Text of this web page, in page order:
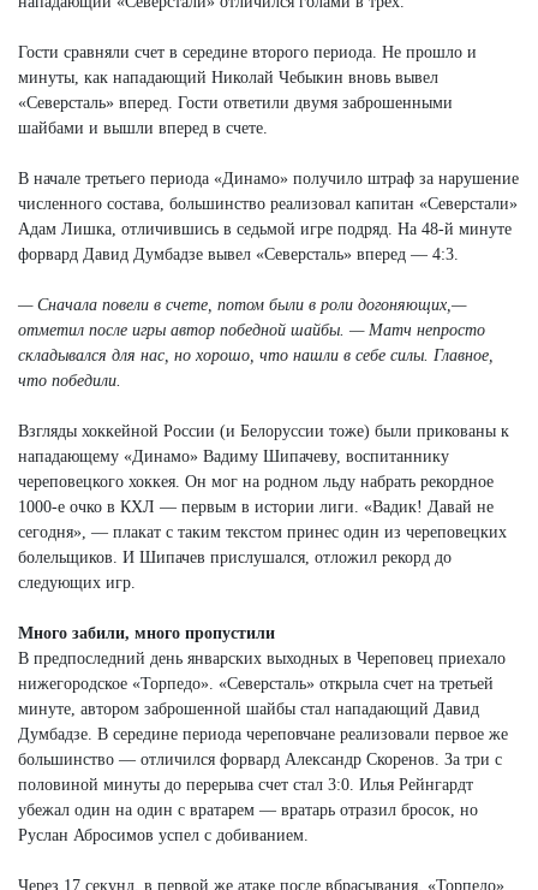
Гости сравняли счет в середине второго периода. Не прошло и
минуты, как нападающий Николай Чебыкин вновь вывел
«Северсталь» вперед. Гости ответили двумя заброшенными
шайбами и вышли вперед в счете.
В начале третьего периода «Динамо» получило штраф за нарушение
численного состава, большинство реализовал капитан «Северстали»
Адам Лишка, отличившись в седьмой игре подряд. На 48-й минуте
форвард Давид Думбадзе вывел «Северсталь» вперед — 4:3.
— Сначала повели в счете, потом были в роли догоняющих,—
отметил после игры автор победной шайбы. — Матч непросто
складывался для нас, но хорошо, что нашли в себе силы. Главное,
что победили.
Взгляды хоккейной России (и Белоруссии тоже) были прикованы к
нападающему «Динамо» Вадиму Шипачеву, воспитаннику
череповецкого хоккея. Он мог на родном льду набрать рекордное
1000-е очко в КХЛ — первым в истории лиги. «Вадик! Давай не
сегодня», — плакат с таким текстом принес один из череповецких
болельщиков. И Шипачев прислушался, отложил рекорд до
следующих игр.
Много забили, много пропустили
В предпоследний день январских выходных в Череповец приехало
нижегородское «Торпедо». «Северсталь» открыла счет на третьей
минуте, автором заброшенной шайбы стал нападающий Давид
Думбадзе. В середине периода череповчане реализовали первое же
большинство — отличился форвард Александр Скоренов. За три с
половиной минуты до перерыва счет стал 3:0. Илья Рейнгардт
убежал один на один с вратарем — вратарь отразил бросок, но
Руслан Абросимов успел с добиванием.
Через 17 секунд, в первой же атаке после вбрасывания, «Торпедо»